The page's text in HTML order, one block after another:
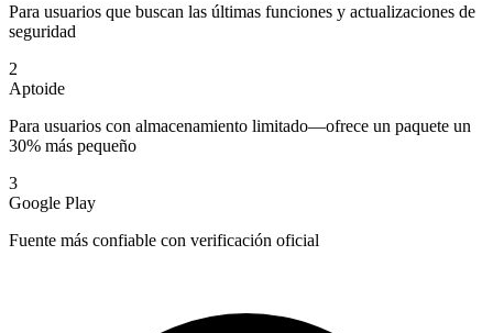
Para usuarios que buscan las últimas funciones y actualizaciones de
seguridad
2
Aptoide
Para usuarios con almacenamiento limitado—ofrece un paquete un
30% más pequeño
3
Google Play
Fuente más confiable con verificación oficial